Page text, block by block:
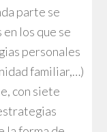
parte se
los que se
personales
familiar,…)
con siete